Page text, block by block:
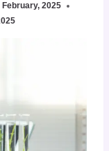
February, 2025